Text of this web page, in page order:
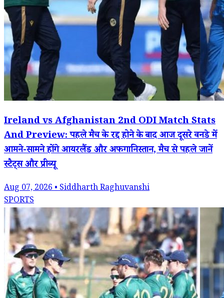
Ireland vs Afghanistan 2nd ODI Match Stats
And Preview: पहले मैच के रद्द होने के बाद आज दूसरे वनडे में
आमने-सामने होंगे आयरलैंड और अफगानिस्तान, मैच से पहले जानें
स्टैट्स और प्रीव्यू
Aug 07, 2026 • Siddharth Raghuvanshi
SPORTS